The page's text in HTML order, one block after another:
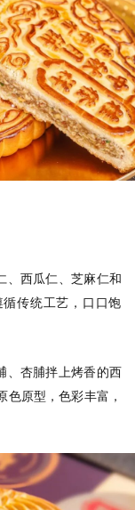
、西瓜仁、芝麻仁和
循传统工艺，口口饱
、杏脯拌上烤香的西
色原型，色彩丰富，